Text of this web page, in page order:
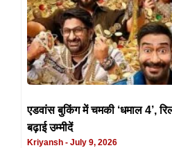
एडवांस बुकिंग में चमकी ‘धमाल 4’,
बढ़ाई उम्मीदें
Kriyansh July 9, 2026